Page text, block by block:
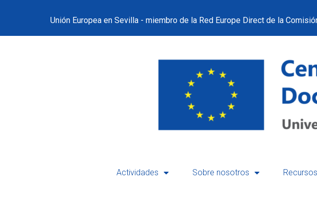
Unión Europea en Sevilla - miembro de la Red Europe Direct de la
Actividades Sobre nosotros Recursos